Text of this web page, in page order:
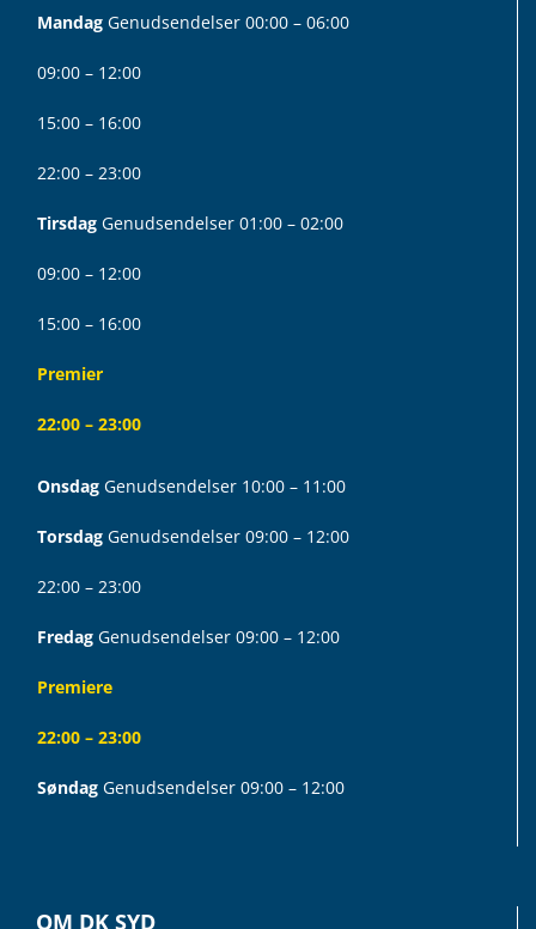
Mandag Genudsendelser 00:00 – 06:00
09:00 – 12:00
15:00 – 16:00
22:00 – 23:00
Tirsdag Genudsendelser 01:00 – 02:00
09:00 – 12:00
15:00 – 16:00
Premier
22:00 – 23:00
Onsdag Genudsendelser 10:00 – 11:00
Torsdag Genudsendelser 09:00 – 12:00
22:00 – 23:00
Fredag Genudsendelser 09:00 – 12:00
Premiere
22:00 – 23:00
Søndag Genudsendelser 09:00 – 12:00
OM DK SYD